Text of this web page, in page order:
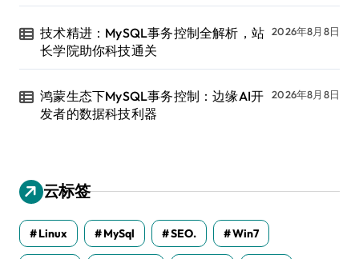
技术精进：MySQL事务控制全解析，站
长学院助你科技通关
2026年8月8日
鸿蒙生态下MySQL事务控制：边缘AI开
发者的数据科技利器
2026年8月8日
云标签
Linux MySql SEO. Win7